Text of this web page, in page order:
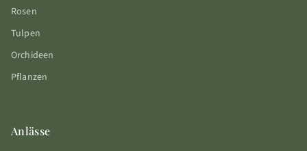
Rosen
Tulpen
Orchideen
Pflanzen
Anlässe